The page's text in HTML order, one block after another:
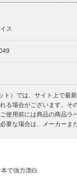
ス
ト）では、サイト上で最
る場合がございます。そ
使用前には商品の商品ラ
要な場合は、メーカーま
で強力漂白